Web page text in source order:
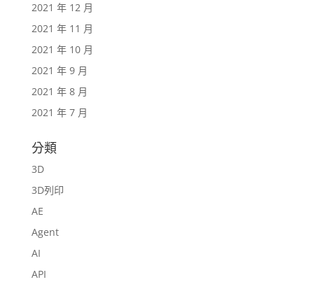
2021 年 12 月
2021 年 11 月
2021 年 10 月
2021 年 9 月
2021 年 8 月
2021 年 7 月
分類
3D
3D列印
AE
Agent
AI
API